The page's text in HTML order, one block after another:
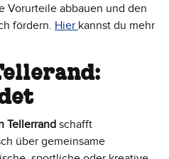
Vorurteile abbauen und den
fördern. Hier kannst du mehr
Tellerrand schafft
über gemeinsame